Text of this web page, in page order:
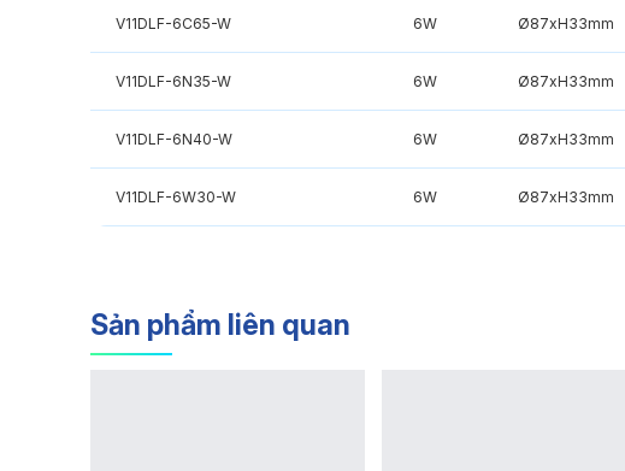
V11DLF-6C65-W 6W Ø87xH33mm
V11DLF-6N35-W 6W Ø87xH33mm
V11DLF-6N40-W 6W Ø87xH33mm
V11DLF-6W30-W 6W Ø87xH33mm
Sản phẩm liên quan